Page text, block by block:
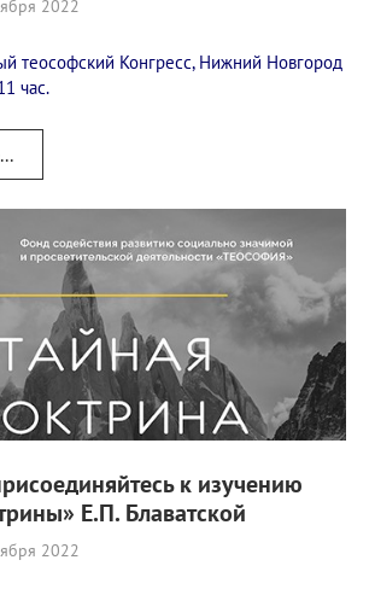
журналы
научно-исследовательский Центр, им. Е.П.
издательство «Альбатрос»
теософские семинары России. Теософский
Теософский Конгресс
художественный Конкурс, посвященный
поэтический Конкурс «Елене Петровне
музыкальный Конкурс, посвященный Елене
экспедиция»
Олега Мартынова
2022
теософский Конгресс, Нижний Новгород
час.
к изучению
Е.П. Блаватской
2022